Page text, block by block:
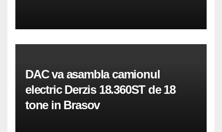
DAC va asambla camionul
electric Derzis 18.360ST de 18
tone in Brasov